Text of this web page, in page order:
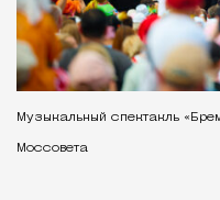
Музыкальный спектакль
Моссовета